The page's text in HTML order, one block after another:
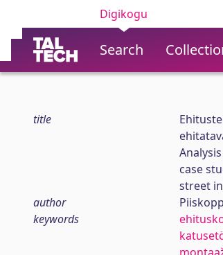
Digikogu
Search
title
case
street
author
keywords